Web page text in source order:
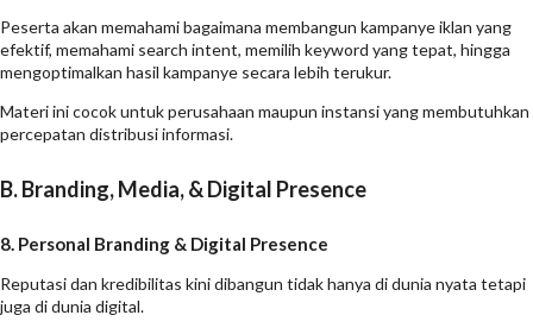
Peserta akan memahami bagaimana membangun kampanye iklan yang
efektif, memahami search intent, memilih keyword yang tepat, hingga
mengoptimalkan hasil kampanye secara lebih terukur.
Materi ini cocok untuk perusahaan maupun instansi yang membutuhkan
percepatan distribusi informasi.
B. Branding, Media, & Digital Presence
8. Personal Branding & Digital Presence
Reputasi dan kredibilitas kini dibangun tidak hanya di dunia nyata tetapi
juga di dunia digital.